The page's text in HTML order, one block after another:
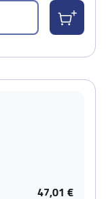
47,01 €